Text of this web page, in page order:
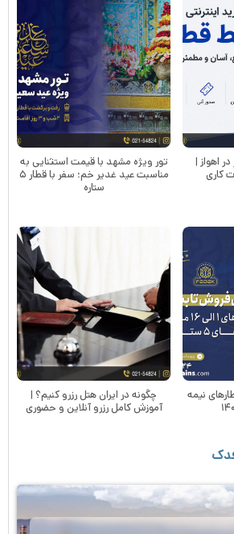
اهواز |
کاری
تور ویژه مشهد با قیمت استثنایی به
مناسبت عید غدیر خم؛ سفر با قطار ۵
ستاره
نیمه
چگونه در ایران هتل رزرو کنیم؟ |
آموزش کامل رزرو آنلاین و حضوری